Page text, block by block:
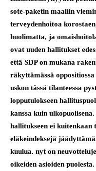
sote-paketin maaliin
terveydenhoitoa
huolimatta, ja
ovat uuden hallitukset
että SDP on mukana
räkyttämässä
uskon tässä tilanteessa
lopputulokseen
kanssa kuin
hallitukseen ei kuitenkaan
eläkeindeksejä
kuulua. nyt on
oikeiden asioiden puolesta.